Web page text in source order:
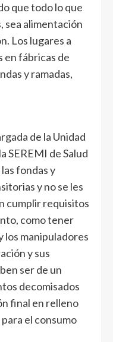
que todo lo que
sea alimentación
Los lugares a
en fábricas de
y ramadas,
de la Unidad
SEREMI de Salud
fondas y
y no se les
cumplir requisitos
como tener
los manipuladores
y sus
ser de un
decomisados
final en relleno
el consumo